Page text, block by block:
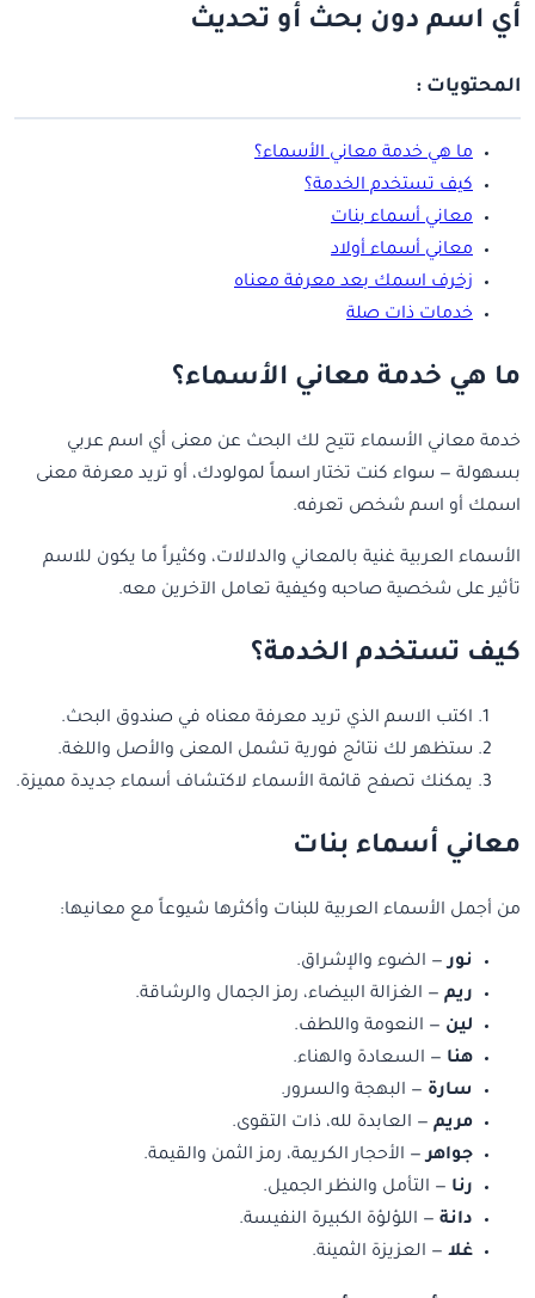
أي اسم دون بحث أو تحديث
المحتويات :
ما هي خدمة معاني الأسماء؟
كيف تستخدم الخدمة؟
معاني أسماء بنات
معاني أسماء أولاد
زخرف اسمك بعد معرفة معناه
خدمات ذات صلة
ما هي خدمة معاني الأسماء؟
خدمة معاني الأسماء تتيح لك البحث عن معنى أي اسم عربي
بسهولة — سواء كنت تختار اسماً لمولودك، أو تريد معرفة معنى
اسمك أو اسم شخص تعرفه.
الأسماء العربية غنية بالمعاني والدلالات، وكثيراً ما يكون للاسم
تأثير على شخصية صاحبه وكيفية تعامل الآخرين معه.
كيف تستخدم الخدمة؟
اكتب الاسم الذي تريد معرفة معناه في صندوق البحث.
ستظهر لك نتائج فورية تشمل المعنى والأصل واللغة.
يمكنك تصفح قائمة الأسماء لاكتشاف أسماء جديدة مميزة.
معاني أسماء بنات
من أجمل الأسماء العربية للبنات وأكثرها شيوعاً مع معانيها:
نور— الضوء والإشراق.
ريم — الغزالة البيضاء، رمز الجمال والرشاقة.
لين — النعومة واللطف.
هنا — السعادة والهناء.
سارة — البهجة والسرور.
مريم — العابدة لله، ذات التقوى.
جواهر— الأحجار الكريمة، رمز الثمن والقيمة.
رنا — التأمل والنظر الجميل.
دانة — اللؤلؤة الكبيرة النفيسة.
غلا — العزيزة الثمينة.